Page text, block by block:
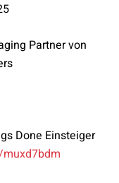
Partner von
Done Einsteiger